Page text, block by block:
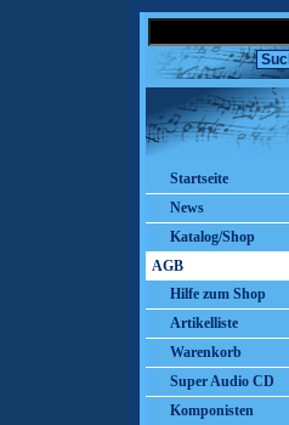
Startseite
News
Katalog/Shop
AGB
Hilfe zum Shop
Artikelliste
Warenkorb
Super Audio CD
Komponisten